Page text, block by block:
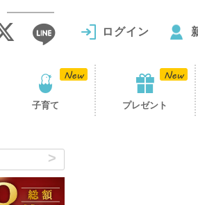
ログイン
子育て プレゼント